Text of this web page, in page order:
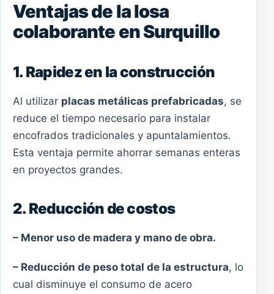
Ventajas de la losa
colaborante en Surquillo
1. Rapidez en la construcción
Al utilizar placas metálicas prefabricadas, se
reduce el tiempo necesario para instalar
encofrados tradicionales y apuntalamientos.
Esta ventaja permite ahorrar semanas enteras
en proyectos grandes.
2. Reducción de costos
– Menor uso de madera y mano de obra.
– Reducción de peso total de la estructura, lo
cual disminuye el consumo de acero